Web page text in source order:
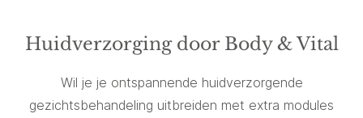
Huidverzorging door Body & Vital
Wil je je ontspannende huidverzorgende
gezichtsbehandeling uitbreiden met extra modules